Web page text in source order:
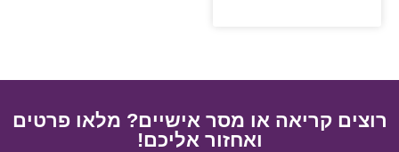
רוצים קריאה או מסר אישיים? מלאו פרטים
ואחזור אליכם!